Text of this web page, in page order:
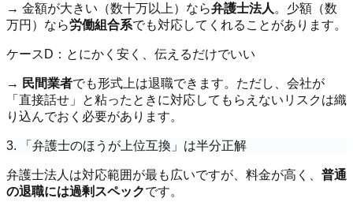
→ 金額が大きい（数十万以上）なら弁護士法人 。少額（数
万円）なら労働組合系でも対応してくれることがあります。
ケースD：とにかく安く、伝えるだけでいい
→ 民間業者でも形式上は退職できます。ただし、会社が
「直接話せ」と粘ったときに対応してもらえないリスクは織
り込んでおく必要があります。
3. 「弁護士のほうが上位互換」は半分正解
弁護士法人は対応範囲が最も広いですが、料金が高く、 普通
の退職には過剰スペックです。